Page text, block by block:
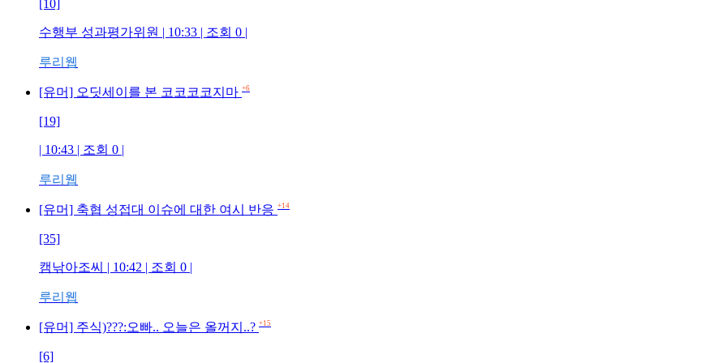
[10]
수행부 성과평가위원 | 10:33 | 조회 0 |
루리웹
[유머] 오딧세이를 본 코코코코지마 +6
[19]
| 10:43 | 조회 0 |
루리웹
[유머] 축협 성접대 이슈에 대한 여시 반응 +14
[35]
캠낚아조씨 | 10:42 | 조회 0 |
루리웹
[유머] 주식)???:오빠.. 오늘은 올꺼지..? +15
[6]